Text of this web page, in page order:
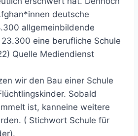
deutsche
allgemeinbildende
eine berufliche Schule
Quelle Mediendienst
wir den Bau einer Schule
Sobald
ist, kanneine weitere
( Stichwort Schule für